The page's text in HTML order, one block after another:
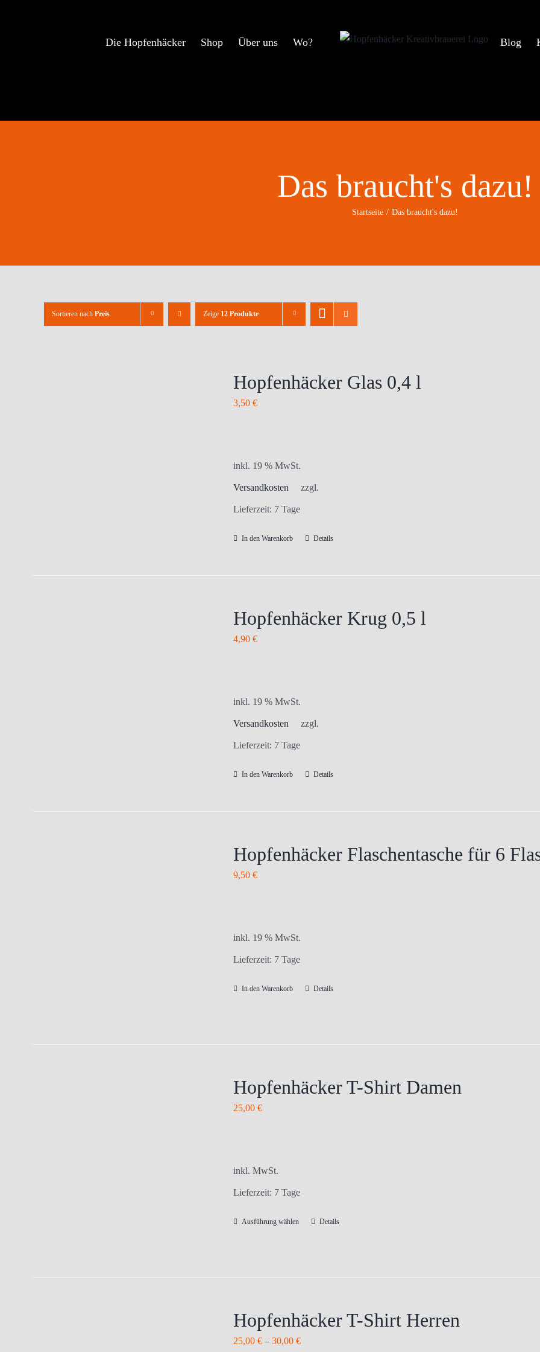
Die Hopfenhäcker Shop Über uns Wo? Blog
Das braucht's dazu!
Startseite Das braucht's dazu!
Sortieren nach Preis Zeige 12 Produkte
Hopfenhäcker Glas 0,4 l
3,50 €
inkl. 19 % MwSt.
zzgl.
Versandkosten
Lieferzeit: 7 Tage
In den Warenkorb Details
Hopfenhäcker Krug 0,5 l
4,90 €
inkl. 19 % MwSt.
zzgl.
Versandkosten
Lieferzeit: 7 Tage
In den Warenkorb Details
Hopfenhäcker Flaschentasche für 6
9,50 €
inkl. 19 % MwSt.
Lieferzeit: 7 Tage
In den Warenkorb Details
Hopfenhäcker T-Shirt Damen
25,00 €
inkl. MwSt.
Lieferzeit: 7 Tage
Ausführung wählen
Dieses
Die
Details
Hopfenhäcker T-Shirt Herren
25,00 €– 30,00 €